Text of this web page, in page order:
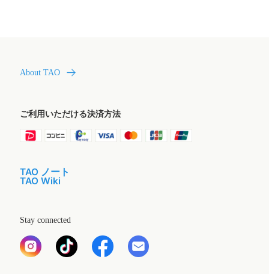
About TAO
ご利用いただける決済方法
TAO ノート
TAO Wiki
Stay connected